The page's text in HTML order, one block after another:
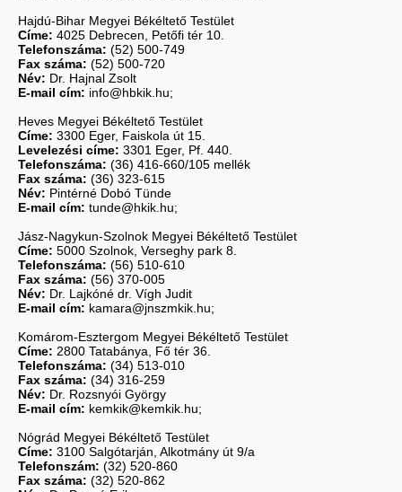
Hajdú-Bihar Megyei Békéltető Testület
Címe: 4025 Debrecen, Petőfi tér 10.
Telefonszáma: (52) 500-749
Fax száma: (52) 500-720
Név: Dr. Hajnal Zsolt
E-mail cím: info@hbkik.hu;
Heves Megyei Békéltető Testület
Címe: 3300 Eger, Faiskola út 15.
Levelezési címe: 3301 Eger, Pf. 440.
Telefonszáma: (36) 416-660/105 mellék
Fax száma: (36) 323-615
Név: Pintérné Dobó Tünde
E-mail cím: tunde@hkik.hu;
Jász-Nagykun-Szolnok Megyei Békéltető Testület
Címe: 5000 Szolnok, Verseghy park 8.
Telefonszáma: (56) 510-610
Fax száma: (56) 370-005
Név: Dr. Lajkóné dr. Vígh Judit
E-mail cím: kamara@jnszmkik.hu;
Komárom-Esztergom Megyei Békéltető Testület
Címe: 2800 Tatabánya, Fő tér 36.
Telefonszáma: (34) 513-010
Fax száma: (34) 316-259
Név: Dr. Rozsnyói György
E-mail cím: kemkik@kemkik.hu;
Nógrád Megyei Békéltető Testület
Címe: 3100 Salgótarján, Alkotmány út 9/a
Telefonszám: (32) 520-860
Fax száma: (32) 520-862